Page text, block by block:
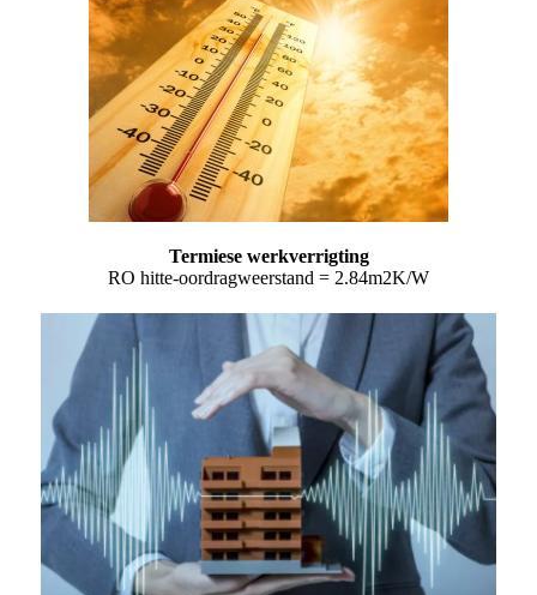
Termiese werkverrigting
RO hitte-oordragweerstand = 2.84m2K/W